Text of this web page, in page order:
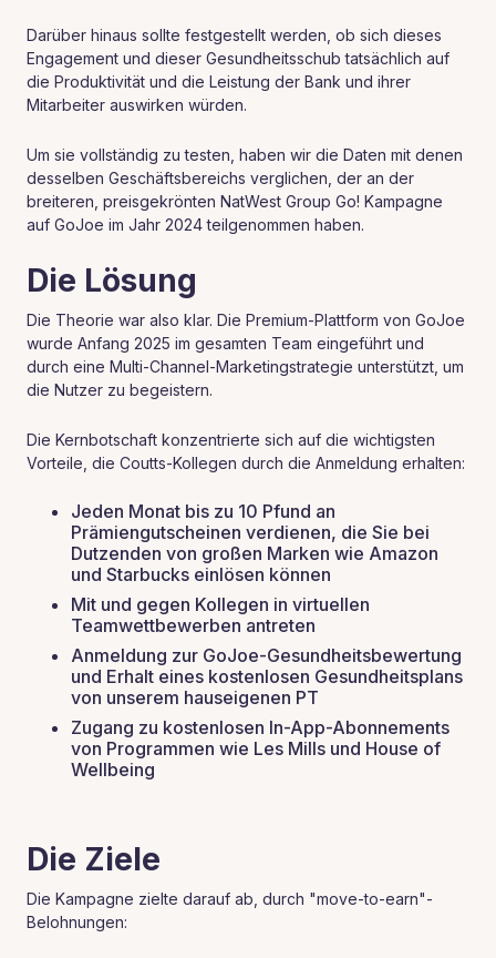
Darüber hinaus sollte festgestellt werden, ob sich dieses
Engagement und dieser Gesundheitsschub tatsächlich auf
die Produktivität und die Leistung der Bank und ihrer
Mitarbeiter auswirken würden.
Um sie vollständig zu testen, haben wir die Daten mit denen
desselben Geschäftsbereichs verglichen, der an der
breiteren, preisgekrönten NatWest Group Go! Kampagne
auf GoJoe im Jahr 2024 teilgenommen haben.
Die Lösung
Die Theorie war also klar. Die Premium-Plattform von GoJoe
wurde Anfang 2025 im gesamten Team eingeführt und
durch eine Multi-Channel-Marketingstrategie unterstützt, um
die Nutzer zu begeistern.
Die Kernbotschaft konzentrierte sich auf die wichtigsten
Vorteile, die Coutts-Kollegen durch die Anmeldung erhalten:
Jeden Monat bis zu 10 Pfund an
Prämiengutscheinen verdienen, die Sie bei
Dutzenden von großen Marken wie Amazon
und Starbucks einlösen können
Mit und gegen Kollegen in virtuellen
Teamwettbewerben antreten
Anmeldung zur GoJoe-Gesundheitsbewertung
und Erhalt eines kostenlosen Gesundheitsplans
von unserem hauseigenen PT
Zugang zu kostenlosen In-App-Abonnements
von Programmen wie Les Mills und House of
Wellbeing
Die Ziele
Die Kampagne zielte darauf ab, durch "move-to-earn"-
Belohnungen: